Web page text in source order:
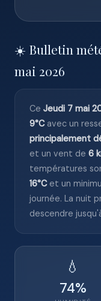
☀️ Bulletin
mai 2026
Ce Jeudi 7 mai
9°Cavec un
principalement
et un vent de 6
températures
16°Cet un
journée. La nuit
descendre
💧
74%